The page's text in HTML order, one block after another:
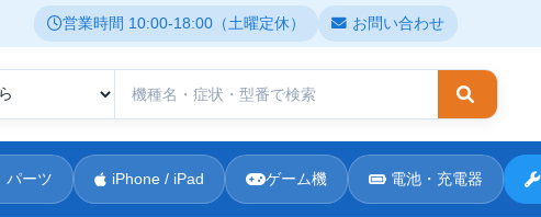
営業時間 10:00-18:00（土曜定休） お問い合わせ
検索
パーツ iPhone / iPad ゲーム機 電池・充電器